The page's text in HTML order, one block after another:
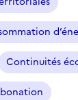
Continuités